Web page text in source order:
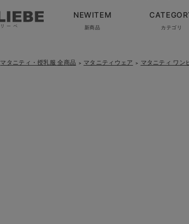
NEWITEM
新商品 カテゴリ
マタニティ・授乳服 全商品 ＞ マタニティウェア ＞ マタニティ ワン